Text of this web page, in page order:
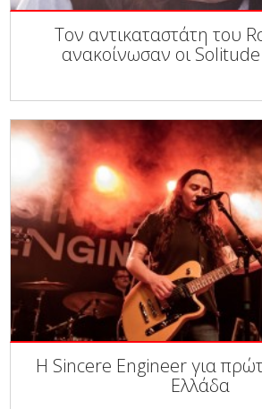
Τον αντικαταστάτη του
ανακοίνωσαν οι
Η Sincere Engineer για
Ελλάδα